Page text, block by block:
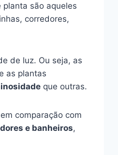
são aqueles
corredores,
de luz. Ou seja, as
as plantas
que outras.
comparação com
e banheiros,